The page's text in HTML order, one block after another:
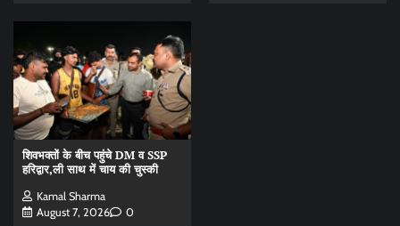
शिवभक्तों के बीच पहुंचे DM व SSP
हरिद्वार,ली साथ में चाय की चुस्की
Kamal Sharma
August 7, 2026
0